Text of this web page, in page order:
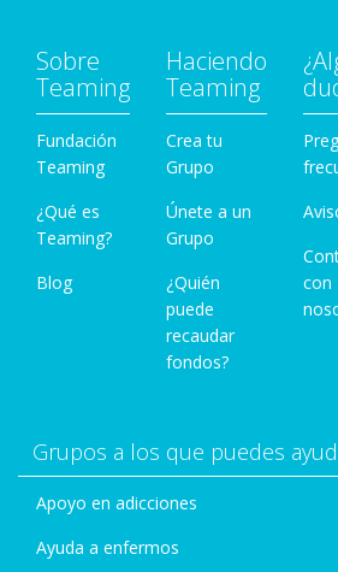
Sobre
Teaming
Fundación
Teaming
¿Qué es
Teaming?
Blog
Haciendo
Teaming
Crea tu
Grupo
Únete a un
Grupo
¿Quién
puede
recaudar
fondos?
con
Grupos a los que puedes
Apoyo en adicciones
Ayuda a enfermos